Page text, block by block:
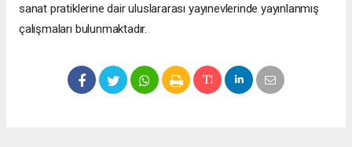
sanat pratiklerine dair uluslararası yayınevlerinde yayınlanmış
çalışmaları bulunmaktadır.